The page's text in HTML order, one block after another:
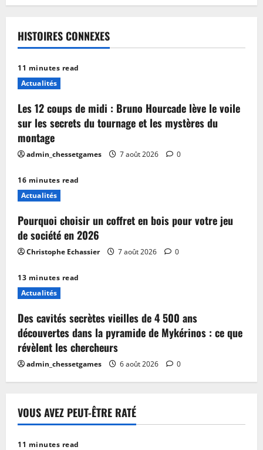
HISTOIRES CONNEXES
11 minutes read
Actualités
Les 12 coups de midi : Bruno Hourcade lève le voile
sur les secrets du tournage et les mystères du
montage
admin_chessetgames 7 août 2026 0
16 minutes read
Actualités
Pourquoi choisir un coffret en bois pour votre jeu
de société en 2026
Christophe Echassier 7 août 2026 0
13 minutes read
Actualités
Des cavités secrètes vieilles de 4 500 ans
découvertes dans la pyramide de Mykérinos : ce que
révèlent les chercheurs
admin_chessetgames 6 août 2026 0
VOUS AVEZ PEUT-ÊTRE RATÉ
11 minutes read